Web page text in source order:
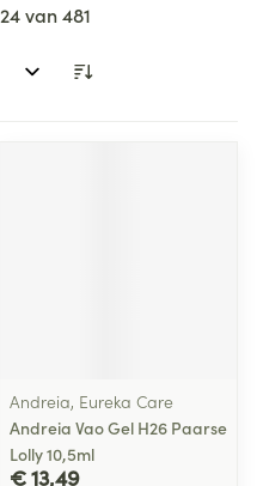
24van481
Andreia, Eureka Care
Andreia Vao Gel H26 Paarse
Lolly 10,5ml
€ 13,49